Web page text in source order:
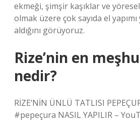
ekmeği, şimşir kaşıklar ve
olmak üzere çok sayıda el
aldığını görüyoruz.
Rize’nin en
nedir?
RİZE’NİN ÜNLÜ TATLISI
#pepeçura NASIL YAPILIR –